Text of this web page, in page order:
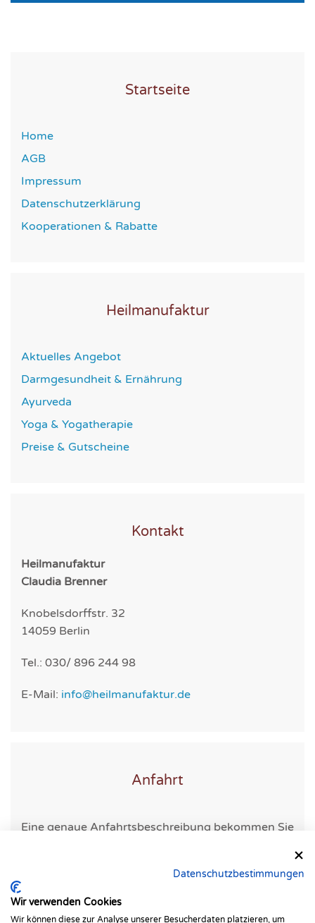
Startseite
Home
AGB
Impressum
Datenschutzerklärung
Kooperationen & Rabatte
Heilmanufaktur
Aktuelles Angebot
Darmgesundheit & Ernährung
Ayurveda
Yoga & Yogatherapie
Preise & Gutscheine
Kontakt
Heilmanufaktur
Claudia Brenner
Knobelsdorffstr. 32
14059 Berlin
Tel.: 030/ 896 244 98
E-Mail: info@heilmanufaktur.de
Anfahrt
Eine genaue Anfahrtsbeschreibung bekommen Sie
Datenschutzbestimmungen
Wir verwenden Cookies
Wir können diese zur Analyse unserer Besucherdaten platzieren, um